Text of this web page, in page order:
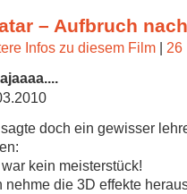
– Aufbruch
Infos zu diesem Film
26
doch ein gewisser
kein meisterstück!
nehme die 3D effekte